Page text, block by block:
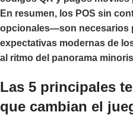
En resumen, los POS sin
opcionales—son necesarios
expectativas modernas de
al ritmo del panorama
Las 5 principales
que cambian el